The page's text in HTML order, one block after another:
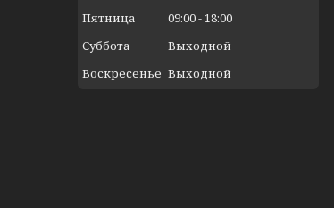
Пятница
09:00 18:00
Суббота
Выходной
Воскресенье Выходной